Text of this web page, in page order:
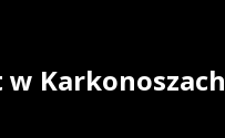
Karkonoszach